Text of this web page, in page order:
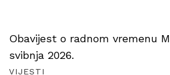
Obavijest o radnom vremenu
svibnja 2026.
VIJESTI